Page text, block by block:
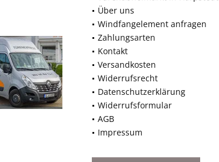
Über uns
Windfangelement anfragen
Zahlungsarten
Kontakt
Versandkosten
Widerrufsrecht
Datenschutzerklärung
Widerrufsformular
AGB
Impressum